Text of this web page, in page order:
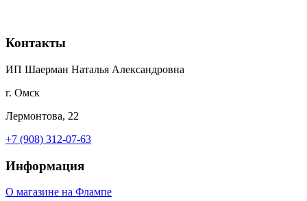
Контакты
ИП Шаерман Наталья Александровна
г. Омск
Лермонтова, 22
+7 (908) 312-07-63
Информация
О магазине на Флампе